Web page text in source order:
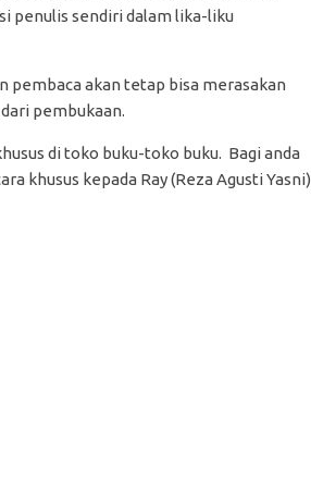
penulis sendiri dalam lika-liku
pembaca akan tetap bisa merasakan
pembukaan.
di toko buku-toko buku. Bagi anda
khusus kepada Ray (Reza Agusti Yasni)